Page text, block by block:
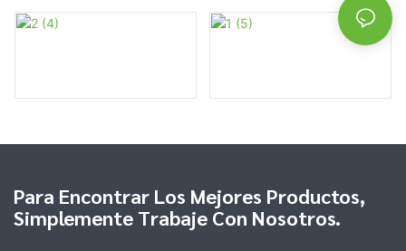
Para Encontrar Los Mejores Productos,
Simplemente Trabaje Con Nosotros.